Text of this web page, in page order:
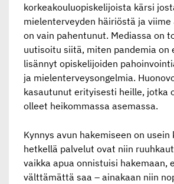
korkeakouluopiskelijoista kärsi
mielenterveyden häiriöstä ja viime
on vain pahentunut. Mediassa on
uutisoitu siitä, miten pandemia on
lisännyt opiskelijoiden
ja mielenterveysongelmia.
kasautunut erityisesti heille, jotka
olleet heikommassa asemassa.
Kynnys avun hakemiseen on usein
hetkellä palvelut ovat niin
vaikka apua onnistuisi hakemaan,
välttämättä saa – ainakaan niin